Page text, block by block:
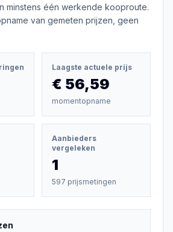
minstens één werkende kooproute.
van gemeten prijzen, geen
Laagste actuele prijs
€ 56,59
momentopname
Aanbieders
vergeleken
1
597 prijsmetingen